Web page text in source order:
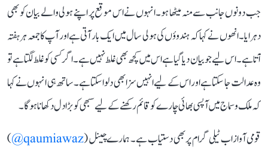
جب دونوں جانب سے منہ میٹھا ہو۔ انہوں نے اس موقع پر اپنے ہولی والے بیان کو بھی
دہرایا۔ انھوں نے کہا کہ ہندوؤں کی ہولی سال میں ایک بار آتی ہے اور آپ کا جمعہ ہر ہفتہ
آتا ہے۔ اس لیے جو بیان دیا گیا ہے اس میں کچھ بھی غلط نہیں ہے۔ اگر کسی کو غلط لگتا ہے تو
وہ عدالت جا سکتا ہے اور اس کے لیے انہیں سزا بھی دلوا سکتا ہے۔ ساتھ ہی انہوں نے کہا
کہ ملک و سماج میں آپسی بھائی چارے کو قائم رکھنے کے لیے سبھی کو بڑا دل دکھانا ہوگا۔
قومی آواز اب ٹیلی گرام پر بھی دستیاب ہے۔ ہمارے چینل (qaumiawaz@
)